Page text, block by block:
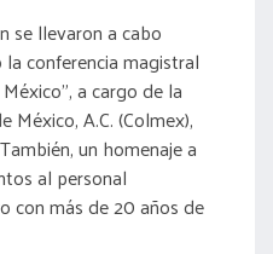
se llevaron a cabo
conferencia magistral
a cargo de la
México, A.C. (Colmex),
un homenaje a
al personal
con más de 20 años de